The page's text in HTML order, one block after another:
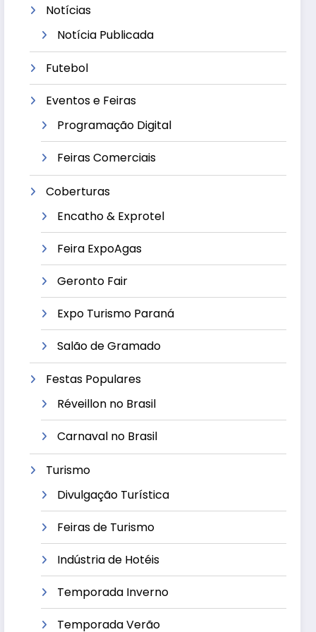
Notícias
Notícia Publicada
Futebol
Eventos e Feiras
Programação Digital
Feiras Comerciais
Coberturas
Encatho & Exprotel
Feira ExpoAgas
Geronto Fair
Expo Turismo Paraná
Salão de Gramado
Festas Populares
Réveillon no Brasil
Carnaval no Brasil
Turismo
Divulgação Turística
Feiras de Turismo
Indústria de Hotéis
Temporada Inverno
Temporada Verão